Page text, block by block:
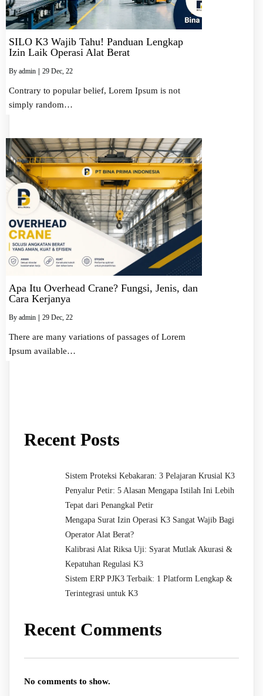
SILO K3 Wajib Tahu! Panduan Lengkap
Izin Laik Operasi Alat Berat
By admin 29 Dec, 22
Contrary to popular belief, Lorem Ipsum is not
simply random…
Apa Itu Overhead Crane? Fungsi, Jenis, dan
Cara Kerjanya
By admin | 29 Dec, 22
There are many variations of passages of Lorem
Ipsum available…
Recent Posts
Sistem Proteksi Kebakaran: 3 Pelajaran Krusial K3
Penyalur Petir: 5 Alasan Mengapa Istilah Ini Lebih
Tepat dari Penangkal Petir
Mengapa Surat Izin Operasi K3 Sangat Wajib Bagi
Operator Alat Berat?
Kalibrasi Alat Riksa Uji: Syarat Mutlak Akurasi &
Kepatuhan Regulasi K3
Sistem ERP PJK3 Terbaik: 1 Platform Lengkap &
Terintegrasi untuk K3
Recent Comments
No comments to show.